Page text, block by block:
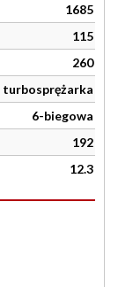
1685
115
260
turbosprężarka
6-biegowa
192
12.3